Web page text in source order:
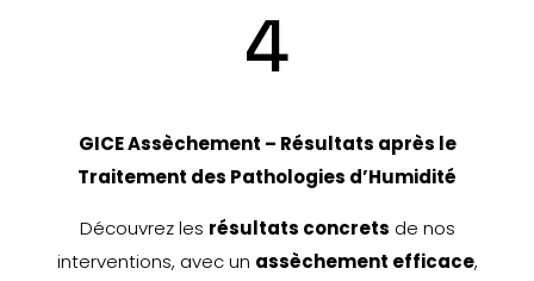
4
GICE Assèchement – Résultats après le
Traitement des Pathologies d’Humidité
Découvrez les résultats concrets de nos
interventions, avec un assèchement efficace,